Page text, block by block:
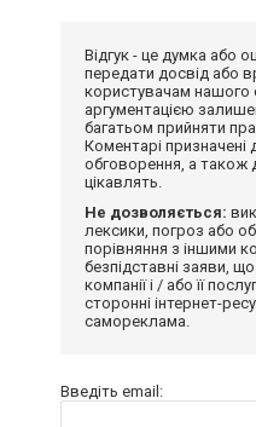
Відгук - це думка або
передати досвід або
користувачам
аргументацією
багатьом прийняти
Коментарі призначені
обговорення, а також
цікавлять.
Не дозволяється:
лексики, погроз або
порівняння з іншими
безпідставні заяви,
компанії і / або її
сторонні інтернет-
самореклама.
Введіть email: